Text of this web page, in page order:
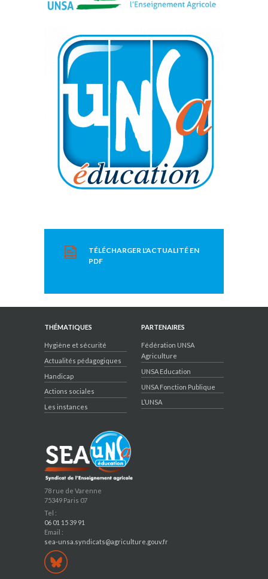
TÉLÉCHARGER L'ACTUALITÉ EN
PDF
78 rue de Varenne
75349 Paris 07
Tel :
06 01 15 39 91
Email :
sea-unsa.syndicats@agriculture.gouv.fr
THÉMATIQUES
Hygiène et sécurité
Actualités pédagogiques
Handicap
Actions sociales
Les instances
PARTENAIRES
Fédération UNSA
Agriculture
UNSA Education
UNSA Fonction Publique
L’UNSA